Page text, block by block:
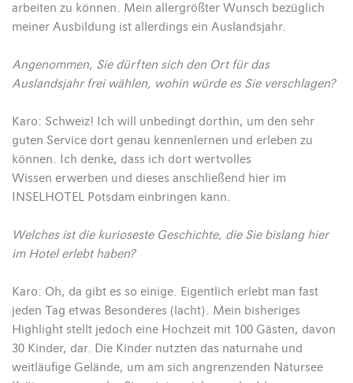
arbeiten zu können. Mein allergrößter Wunsch bezüglich
meiner Ausbildung ist allerdings ein Auslandsjahr.
Angenommen, Sie dürften sich den Ort für das
Auslandsjahr frei wählen, wohin würde es Sie verschlagen?
Karo: Schweiz! Ich will unbedingt dorthin, um den sehr
guten Service dort genau kennenlernen und erleben zu
können. Ich denke, dass ich dort wertvolles
Wissen erwerben und dieses anschließend hier im
INSELHOTEL Potsdam einbringen kann.
Welches ist die kurioseste Geschichte, die Sie bislang hier
im Hotel erlebt haben?
Karo: Oh, da gibt es so einige. Eigentlich erlebt man fast
jeden Tag etwas Besonderes (lacht). Mein bisheriges
Highlight stellt jedoch eine Hochzeit mit 100 Gästen, davon
30 Kinder, dar. Die Kinder nutzten das naturnahe und
weitläufige Gelände, um am sich angrenzenden Natursee